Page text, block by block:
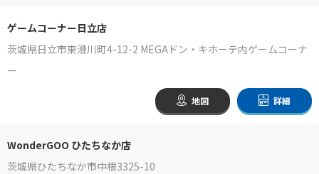
ゲームコーナー日立店
茨城県日立市東滑川町4-12-2 MEGAドン・キホーテ内ゲームコーナ
ー
地図 詳細
WonderGOO ひたちなか店
茨城県ひたちなか市中根3325-10